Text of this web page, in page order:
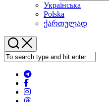
Українська
Polska
ქართულად